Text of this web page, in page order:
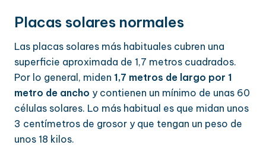
Placas solares normales
Las placas solares más habituales cubren una
superficie aproximada de 1,7 metros cuadrados.
Por lo general, miden 1,7 metros de largo por 1
metro de ancho y contienen un mínimo de unas 60
células solares. Lo más habitual es que midan unos
3 centímetros de grosor y que tengan un peso de
unos 18 kilos.